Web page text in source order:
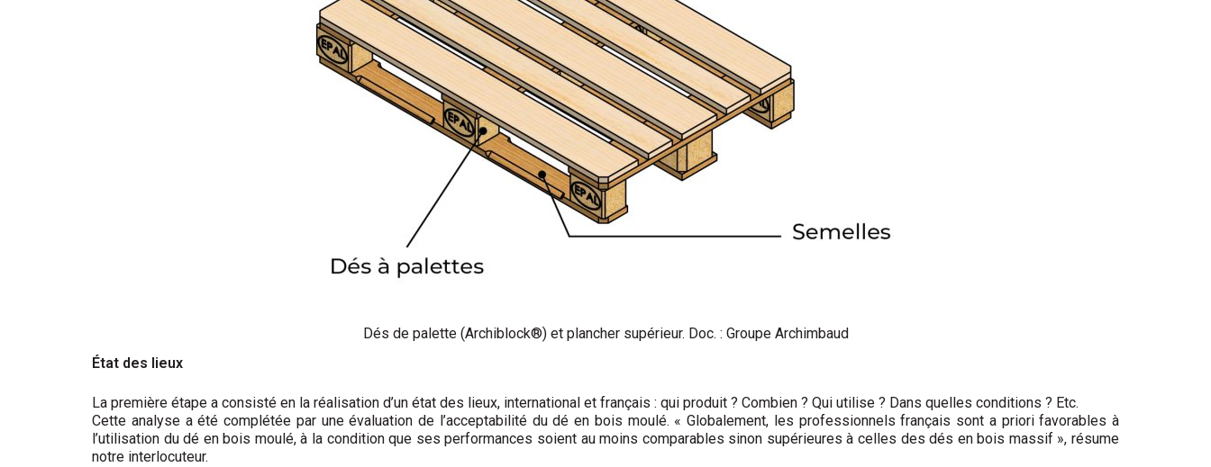
Dés de palette (Archiblock®) et plancher supérieur. Doc. : Groupe Archimbaud
État des lieux
La première étape a consisté en la réalisation d’un état des lieux, international et français : qui produit ? Combien ? Qui utilise ? Dans quelles conditions ? Etc.
Cette analyse a été complétée par une évaluation de l’acceptabilité du dé en bois moulé. « Globalement, les professionnels français sont a priori favorables à
l’utilisation du dé en bois moulé, à la condition que ses performances soient au moins comparables sinon supérieures à celles des dés en bois massif », résume
notre interlocuteur.